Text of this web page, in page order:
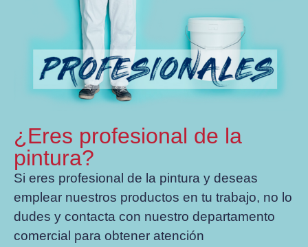
¿Eres profesional de la
pintura?
Si eres profesional de la pintura y deseas
emplear nuestros productos en tu trabajo, no lo
dudes y contacta con nuestro departamento
comercial para obtener atención